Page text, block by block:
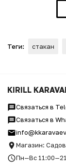
Теги: стакан
KIRILL
Связаться в
Связаться в
Магазин:
Пн—Вс